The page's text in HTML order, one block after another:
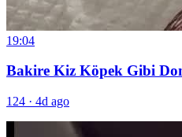
19:04
Bakire Kiz Köpek Gibi
124 · 4d ago